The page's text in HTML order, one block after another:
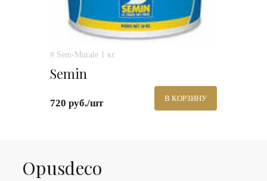
# Sem-Murale 1 кг.
Semin
720 руб./шт В КОРЗИНУ
Оpusdeco